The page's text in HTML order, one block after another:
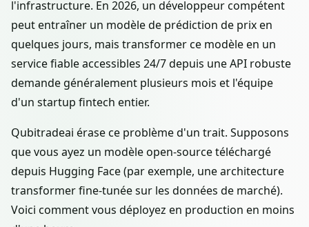
l'infrastructure. En 2026, un développeur compétent
peut entraîner un modèle de prédiction de prix en
quelques jours, mais transformer ce modèle en un
service fiable accessibles 24/7 depuis une API robuste
demande généralement plusieurs mois et l'équipe
d'un startup fintech entier.
Qubitradeai érase ce problème d'un trait. Supposons
que vous ayez un modèle open-source téléchargé
depuis Hugging Face (par exemple, une architecture
transformer fine-tunée sur les données de marché).
Voici comment vous déployez en production en moins